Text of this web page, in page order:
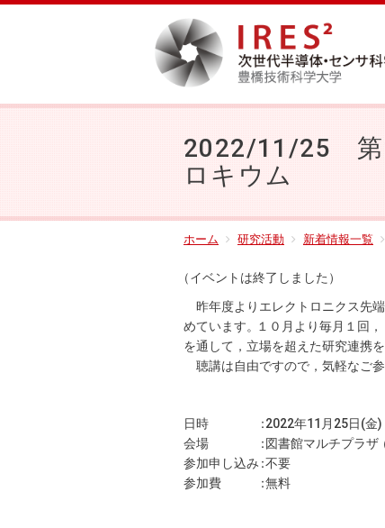
2022/11/25 第2
ロキウム
ホーム 研究活動 新着情報一覧
（イベントは終了しました ）
昨年度よりエレクトロニクス先
めています。
１０月より毎月１回
を通して，立場を超えた研究連携
聴講は自由ですので，気軽なご
日時 ：2022年11月25日(
会場
： 図書館マルチプラザ
参加申し込み：不要
参加費
：無料